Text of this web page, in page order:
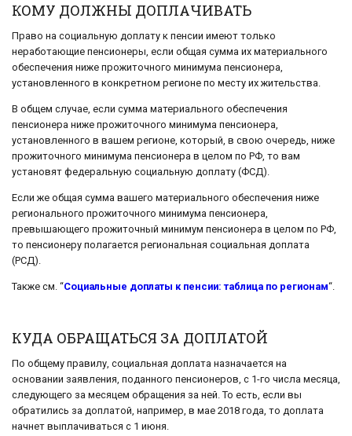
КОМУ ДОЛЖНЫ ДОПЛАЧИВАТЬ
Право на социальную доплату к пенсии имеют только
неработающие пенсионеры, если общая сумма их материального
обеспечения ниже прожиточного минимума пенсионера,
установленного в конкретном регионе по месту их жительства.
В общем случае, если сумма материального обеспечения
пенсионера ниже прожиточного минимума пенсионера,
установленного в вашем регионе, который, в свою очередь, ниже
прожиточного минимума пенсионера в целом по РФ, то вам
установят федеральную социальную доплату (ФСД).
Если же общая сумма вашего материального обеспечения ниже
регионального прожиточного минимума пенсионера,
превышающего прожиточный минимум пенсионера в целом по РФ,
то пенсионеру полагается региональная социальная доплата
(РСД).
Также см. “Социальные доплаты к пенсии: таблица по регионам“.
КУДА ОБРАЩАТЬСЯ ЗА ДОПЛАТОЙ
По общему правилу, социальная доплата назначается на
основании заявления, поданного пенсионеров, с 1-го числа месяца,
следующего за месяцем обращения за ней. То есть, если вы
обратились за доплатой, например, в мае 2018 года, то доплата
начнет выплачиваться с 1 июня.